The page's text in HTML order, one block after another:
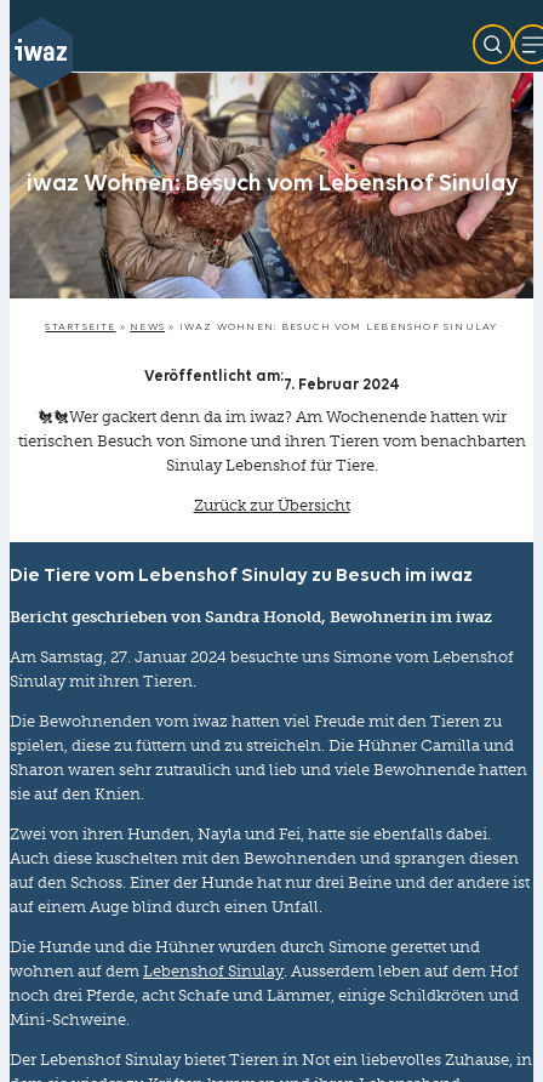
Zum
Inhalt
springen
iwaz Wohnen: Besuch vom Lebenshof Sinulay
STARTSEITE » NEWS » IWAZ WOHNEN: BESUCH VOM LEBENSHOF SINULAY
Veröffentlicht am:7. Februar 2024
🐔🐔Wer gackert denn da im iwaz? Am Wochenende hatten wir
tierischen Besuch von Simone und ihren Tieren vom benachbarten
Sinulay Lebenshof für Tiere.
Zurück zur Übersicht
Die Tiere vom Lebenshof Sinulay zu Besuch im iwaz
Bericht geschrieben von Sandra Honold, Bewohnerin im iwaz
Am Samstag, 27. Januar 2024 besuchte uns Simone vom Lebenshof
Sinulay mit ihren Tieren.
Die Bewohnenden vom iwaz hatten viel Freude mit den Tieren zu
spielen, diese zu füttern und zu streicheln. Die Hühner Camilla und
Sharon waren sehr zutraulich und lieb und viele Bewohnende hatten
sie auf den Knien.
Zwei von ihren Hunden, Nayla und Fei, hatte sie ebenfalls dabei.
Auch diese kuschelten mit den Bewohnenden und sprangen diesen
auf den Schoss. Einer der Hunde hat nur drei Beine und der andere ist
auf einem Auge blind durch einen Unfall.
Die Hunde und die Hühner wurden durch Simone gerettet und
wohnen auf dem Lebenshof Sinulay. Ausserdem leben auf dem Hof
noch drei Pferde, acht Schafe und Lämmer, einige Schildkröten und
Mini-Schweine.
Der Lebenshof Sinulay bietet Tieren in Not ein liebevolles Zuhause, in